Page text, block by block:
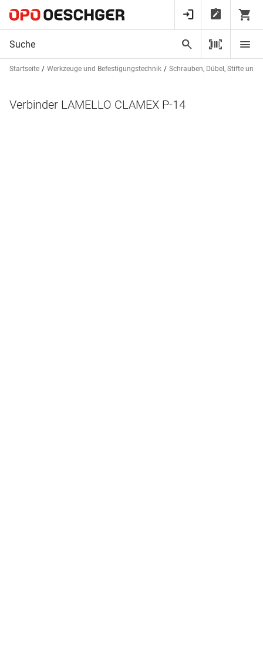
Startseite Werkzeuge und Befestigungstechnik Schrauben, Dübel, Stifte und
Verbinder LAMELLO CLAMEX P-14